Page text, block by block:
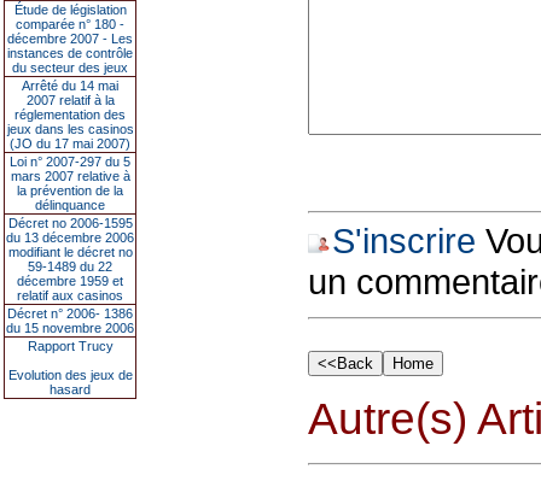
Étude de législation
comparée n° 180 -
décembre 2007 - Les
instances de contrôle
du secteur des jeux
Arrêté du 14 mai
2007 relatif à la
réglementation des
jeux dans les casinos
(JO du 17 mai 2007)
Loi n° 2007-297 du 5
mars 2007 relative à
la prévention de la
délinquance
Décret no 2006-1595
du 13 décembre 2006
modifiant le décret no
59-1489 du 22
décembre 1959 et
relatif aux casinos
Décret n° 2006- 1386
du 15 novembre 2006
Rapport Trucy
Evolution des jeux de
hasard
S'inscrire
un
Autre(s)